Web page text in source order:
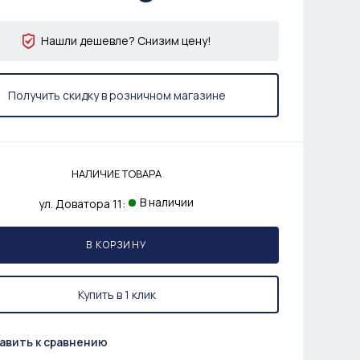
Нашли дешевле? Снизим цену!
Получить скидку в розничном магазине
НАЛИЧИЕ ТОВАРА
ул. Доватора 11: В наличии
В КОРЗИНУ
Купить в 1 клик
к сравнению